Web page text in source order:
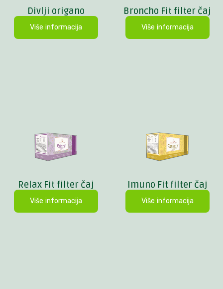
Divlji origano
Više informacija
Broncho Fit filter čaj
Više informacija
Relax Fit filter čaj
Više informacija
Imuno Fit filter čaj
Više informacija